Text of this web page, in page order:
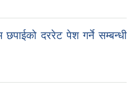
छपाईको दररेट पेश गर्ने सम्बन्धी